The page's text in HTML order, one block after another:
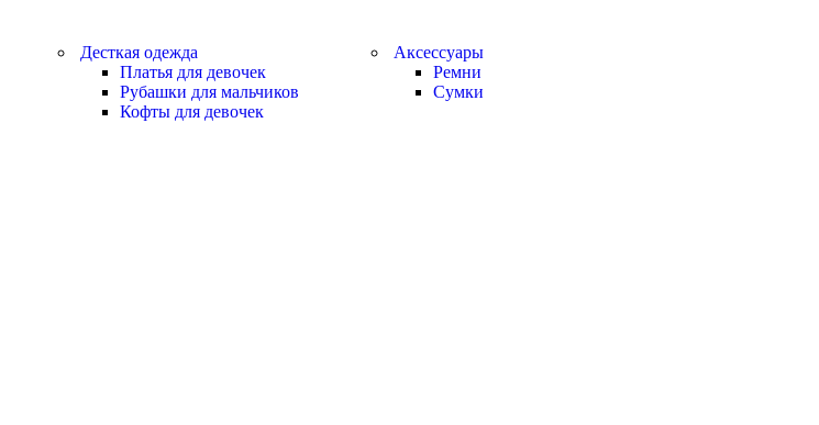
Десткая одежда
Платья для девочек
Рубашки для мальчиков
Кофты для девочек
Аксессуары
Ремни
Сумки